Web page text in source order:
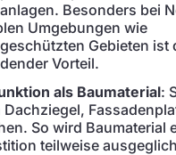
Besonders bei
Umgebungen wie
Gebieten ist
Vorteil.
als Baumaterial:
Dachziegel,
So wird Baumaterial
teilweise